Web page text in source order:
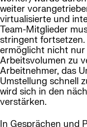
weiter
virtualisierte und
Team-Mitglieder
stringent fortsetzen.
ermöglicht nicht nur
Arbeitsvolumen zu
Arbeitnehmer, das
Umstellung schnell
wird sich in den
verstärken.
In Gesprächen und